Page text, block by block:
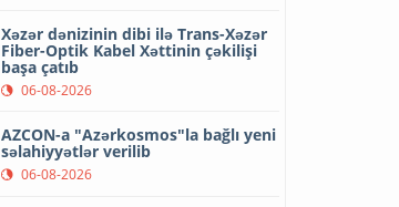
Xəzər dənizinin dibi ilə Trans-Xəzər
Fiber-Optik Kabel Xəttinin çəkilişi
başa çatıb
06-08-2026
AZCON-a "Azərkosmos"la bağlı yeni
səlahiyyətlər verilib
06-08-2026